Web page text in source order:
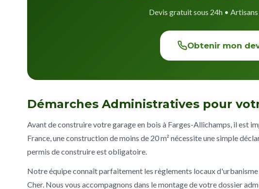
Devis gratuit sous 24h •
Obtenir mon
Démarches Administratives pour
Avant de construire votre garage en bois à Farges-Allichamps, il est
France, une construction de moins de 20 m² nécessite une simple
permis de construire est obligatoire.
Notre équipe connaît parfaitement les règlements locaux
Cher. Nous vous accompagnons dans le montage de votre dossier